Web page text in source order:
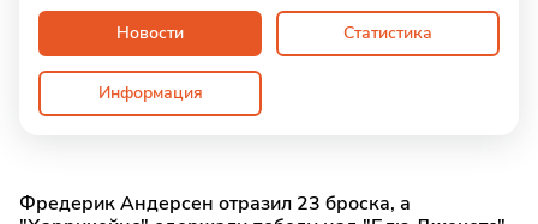
Новости Статистика
Информация
Фредерик Андерсен отразил 23 броска, а